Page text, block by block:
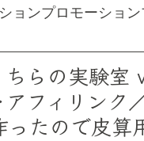
ョンプロモーショ
ちらの実験
フィリンク
たので皮算